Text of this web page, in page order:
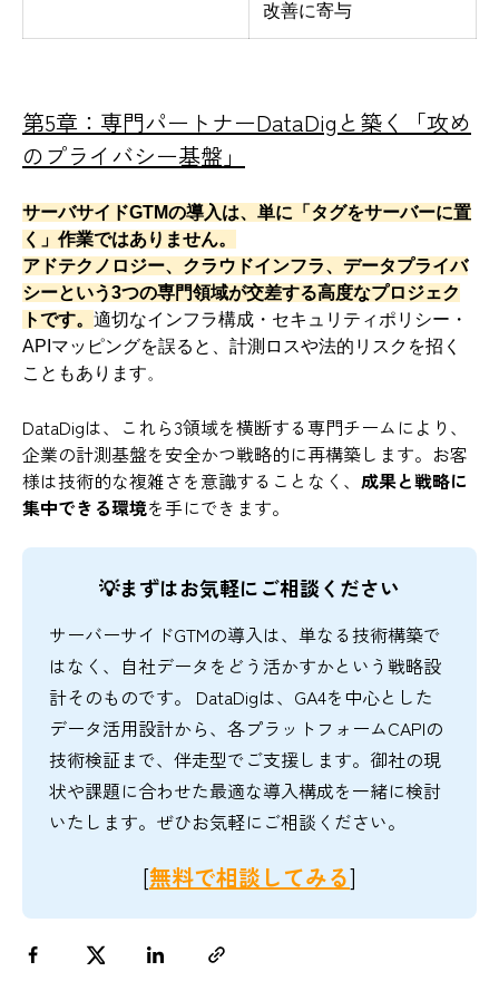
改善に寄与
第5章：専門パートナーDataDigと築く「攻め
のプライバシー基盤」
サーバサイドGTMの導入は、単に「タグをサーバーに置
く」作業ではありません。
アドテクノロジー、クラウドインフラ、データプライバ
シーという3つの専門領域が交差する高度なプロジェク
トです。 適切なインフラ構成・セキュリティポリシー・
APIマッピングを誤ると、計測ロスや法的リスクを招く
こともあります。
DataDigは、これら3領域を横断する専門チームにより、
企業の計測基盤を安全かつ戦略的に再構築します。お客
様は技術的な複雑さを意識することなく、 成果と戦略に
集中できる環境を手にできます。
💡まずはお気軽にご相談ください
サーバーサイドGTMの導入は、単なる技術構築で
はなく、自社データをどう活かすかという戦略設
計そのものです。 DataDigは、GA4を中心とした
データ活用設計から、各プラットフォームCAPIの
技術検証まで、伴走型でご支援します。御社の現
状や課題に合わせた最適な導入構成を一緒に検討
いたします。ぜひお気軽にご相談ください。
[無料で相談してみる]